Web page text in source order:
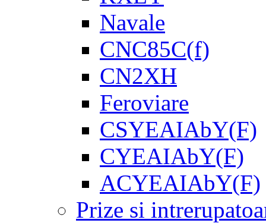
Navale
CNC85C(f)
CN2XH
Feroviare
CSYEAIAbY(F)
CYEAIAbY(F)
ACYEAIAbY(F)
Prize si